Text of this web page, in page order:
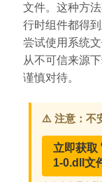
文件。这种方
行时组件都得
尝试使用系统
从不可信来源
谨慎对待。